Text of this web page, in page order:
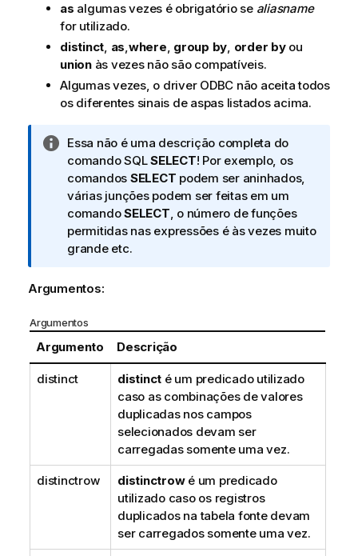
as algumas vezes é obrigatório se aliasname
for utilizado.
distinct, as,where, group by, order byou
unionàs vezes não são compatíveis.
Algumas vezes, o driver ODBC não aceita todos
os diferentes sinais de aspas listados acima.
N
o
t
a
i
n
f
r
a
t
i
Essa não é uma descrição completa do
comando SQLSELECT! Por exemplo, os
comandos SELECT podem ser aninhados,
várias junções podem ser feitas em um
comandoSELECT, o número de funções
permitidas nas expressões é às vezes muito
grande etc.
Argumentos:
Argumentos
Argumento Descrição
distinct distinct é um predicado utilizado
caso as combinações de valores
duplicadas nos campos
selecionados devam ser
carregadas somente uma vez.
distinctrow distinctrowé um predicado
utilizado caso os registros
duplicados na tabela fonte devam
ser carregados somente uma vez.